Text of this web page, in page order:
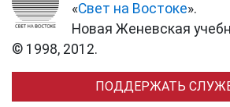
«Свет на Востоке».
Новая Женевская
© 1998, 2012.
ПОДДЕРЖАТЬ